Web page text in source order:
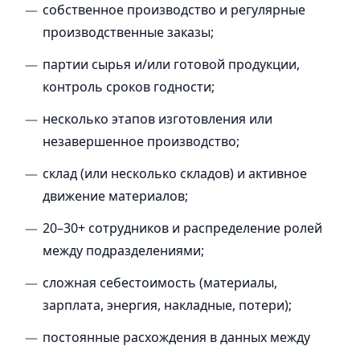
собственное производство и регулярные
производственные заказы;
партии сырья и/или готовой продукции,
контроль сроков годности;
несколько этапов изготовления или
незавершенное производство;
склад (или несколько складов) и активное
движение материалов;
20–30+ сотрудников и распределение ролей
между подразделениями;
сложная себестоимость (материалы,
зарплата, энергия, накладные, потери);
постоянные расхождения в данных между